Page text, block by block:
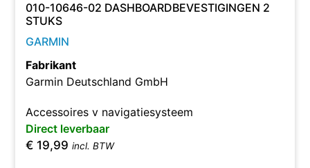
010-10646-02 DASHBOARDBEVESTIGINGEN 2
STUKS
GARMIN
Fabrikant
Garmin Deutschland GmbH
Accessoires v navigatiesysteem
Direct leverbaar
€ 19,99 incl. BTW